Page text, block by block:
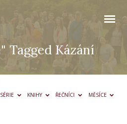
Tagged Kázání
SÉRIE KNIHY ŘEČNÍCI MĚSÍCE